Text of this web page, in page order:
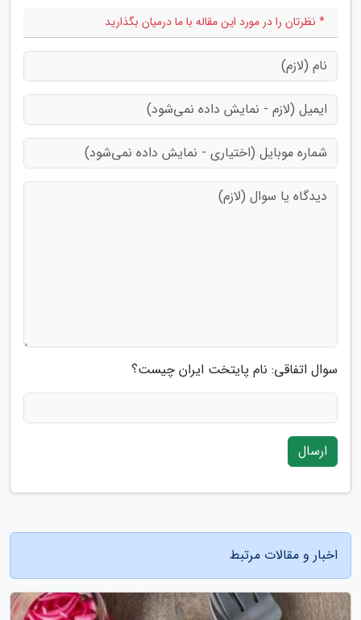
* نظرتان را در مورد این مقاله با ما درمیان بگذارید
سوال اتفاقی: نام پایتخت ایران چیست؟
ارسال
اخبار و مقالات مرتبط